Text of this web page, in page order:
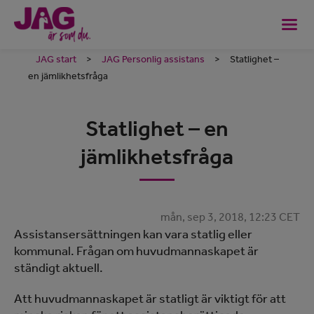
JAG start > JAG Personlig assistans >
Statlighet –
en jämlikhetsfråga
Statlighet – en
jämlikhetsfråga
mån, sep 3, 2018, 12:23 CET
Assistansersättningen kan vara statlig eller
kommunal. Frågan om huvudmannaskapet är
ständigt aktuell.
Att huvudmannaskapet är statligt är viktigt för att